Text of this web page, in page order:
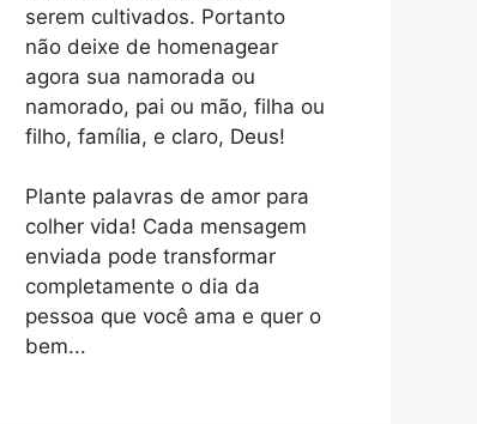
serem cultivados. Portanto
não deixe de homenagear
agora sua namorada ou
namorado, pai ou mão, filha ou
filho, família, e claro, Deus!
Plante palavras de amor para
colher vida! Cada mensagem
enviada pode transformar
completamente o dia da
pessoa que você ama e quer o
bem...